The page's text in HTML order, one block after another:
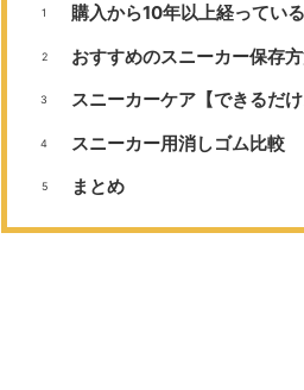
購入から10年以上経ってい
おすすめのスニーカー保存
スニーカーケア【できるだ
スニーカー用消しゴム比較
まとめ